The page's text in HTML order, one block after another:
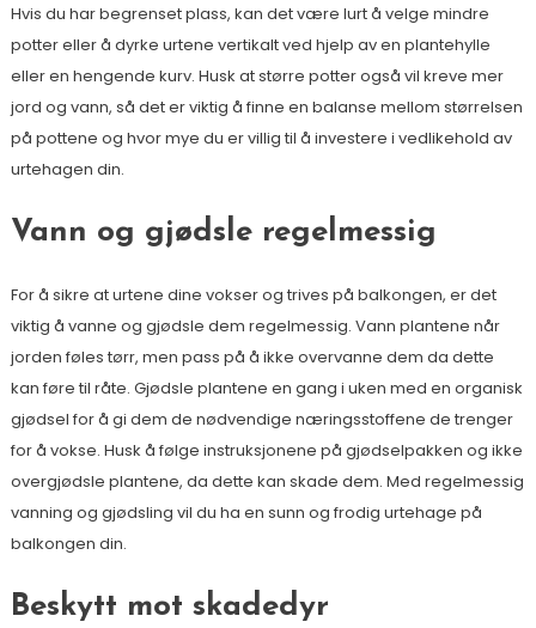
Hvis du har begrenset plass, kan det være lurt å velge mindre
potter eller å dyrke urtene vertikalt ved hjelp av en plantehylle
eller en hengende kurv. Husk at større potter også vil kreve mer
jord og vann, så det er viktig å finne en balanse mellom størrelsen
på pottene og hvor mye du er villig til å investere i vedlikehold av
urtehagen din.
Vann og gjødsle regelmessig
For å sikre at urtene dine vokser og trives på balkongen, er det
viktig å vanne og gjødsle dem regelmessig. Vann plantene når
jorden føles tørr, men pass på å ikke overvanne dem da dette
kan føre til råte. Gjødsle plantene en gang i uken med en organisk
gjødsel for å gi dem de nødvendige næringsstoffene de trenger
for å vokse. Husk å følge instruksjonene på gjødselpakken og ikke
overgjødsle plantene, da dette kan skade dem. Med regelmessig
vanning og gjødsling vil du ha en sunn og frodig urtehage på
balkongen din.
Beskytt mot skadedyr